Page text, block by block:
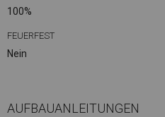
100%
FEUERFEST
Nein
AUFBAUANLEITUNGEN